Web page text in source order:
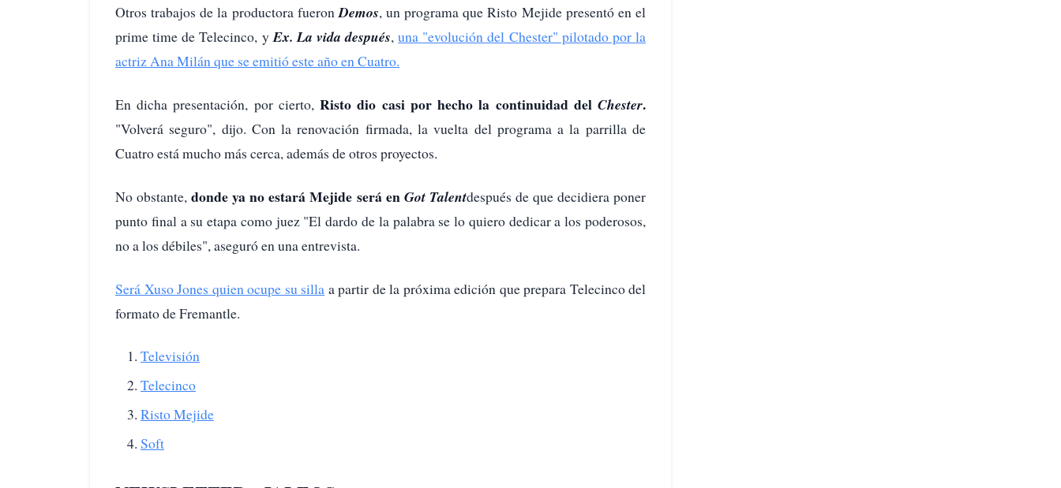
Otros trabajos de la productora fueronDemos, un programa que Risto Mejide presentó en el
prime time de Telecinco, yEx. La vida después,una "evolución del Chester" pilotado por la
actriz Ana Milán que se emitió este año en Cuatro.
En dicha presentación, por cierto,Risto dio casi por hecho la continuidad delChester.
"Volverá seguro", dijo. Con la renovación firmada, la vuelta del programa a la parrilla de
Cuatro está mucho más cerca, además de otros proyectos.
No obstante, donde ya no estará Mejide será en Got Talentdespués de que decidiera poner
punto final a su etapa como juez "El dardo de la palabra se lo quiero dedicar a los poderosos,
no a los débiles", aseguró en una entrevista.
Será Xuso Jones quien ocupe su silla a partir de la próxima edición que prepara Telecinco del
formato de Fremantle.
Televisión
Telecinco
Risto Mejide
Soft